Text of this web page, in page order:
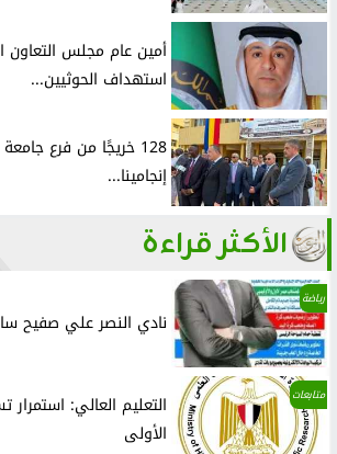
أمين عام مجلس التعاون
استهداف الحوثيين...
128 خريجًا من فرع
إنجامينا...
الأكثر قراءة
رياضة
نادي النصر علي صفيح
متابعات
التعليم العالي: استمرار
الأولى